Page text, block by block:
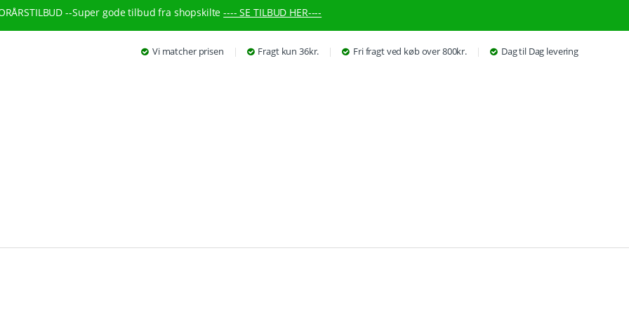
--Super gode tilbud fra shopskilte ---- SE TILBUD HER----
Vi matcher prisen Fragt kun 36kr. Fri fragt ved køb over 800kr. Dag til Dag levering